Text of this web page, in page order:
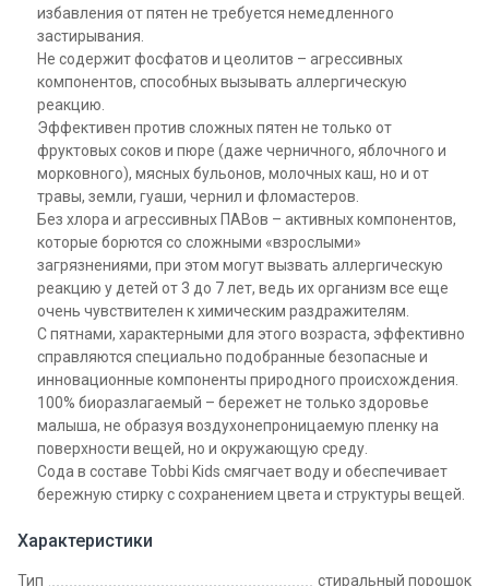
избавления от пятен не требуется немедленного
застирывания.
Не содержит фосфатов и цеолитов – агрессивных
компонентов, способных вызывать аллергическую
реакцию.
Эффективен против сложных пятен не только от
фруктовых соков и пюре (даже черничного, яблочного и
морковного), мясных бульонов, молочных каш, но и от
травы, земли, гуаши, чернил и фломастеров.
Без хлора и агрессивных ПАВов – активных компонентов,
которые борются со сложными «взрослыми»
загрязнениями, при этом могут вызвать аллергическую
реакцию у детей от 3 до 7 лет, ведь их организм все еще
очень чувствителен к химическим раздражителям.
С пятнами, характерными для этого возраста, эффективно
справляются специально подобранные безопасные и
инновационные компоненты природного происхождения.
100% биоразлагаемый – бережет не только здоровье
малыша, не образуя воздухонепроницаемую пленку на
поверхности вещей, но и окружающую среду.
Cода в составе Tobbi Kids смягчает воду и обеспечивает
бережную стирку с сохранением цвета и структуры вещей.
Характеристики
Тип
стиральный порошок